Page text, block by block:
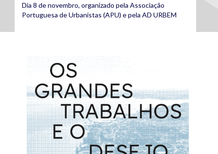
Dia 8 de novembro, organizado pela Associação
Portuguesa de Urbanistas (APU) e pela AD URBEM
grandestrabalhos2.png